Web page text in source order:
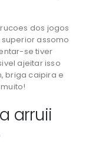
dos jogos
assomo
se tiver
ajeitar isso
briga caipira e
arruii